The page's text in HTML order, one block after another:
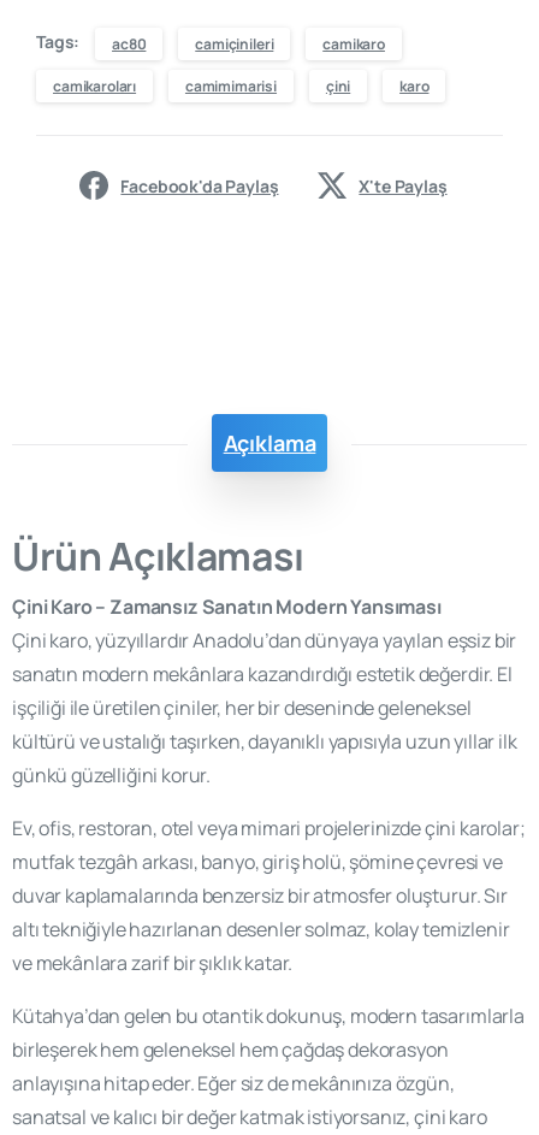
Tags: ac80 camiçinileri camikaro
camikaroları camimimarisi çini karo
Facebook'da Paylaş X'te Paylaş
Açıklama
Ürün Açıklaması
Çini Karo – Zamansız Sanatın Modern Yansıması
Çini karo, yüzyıllardır Anadolu’dan dünyaya yayılan eşsiz bir
sanatın modern mekânlara kazandırdığı estetik değerdir. El
işçiliği ile üretilen çiniler, her bir deseninde geleneksel
kültürü ve ustalığı taşırken, dayanıklı yapısıyla uzun yıllar ilk
günkü güzelliğini korur.
Ev, ofis, restoran, otel veya mimari projelerinizde çini karolar;
mutfak tezgâh arkası, banyo, giriş holü, şömine çevresi ve
duvar kaplamalarında benzersiz bir atmosfer oluşturur. Sır
altı tekniğiyle hazırlanan desenler solmaz, kolay temizlenir
ve mekânlara zarif bir şıklık katar.
Kütahya’dan gelen bu otantik dokunuş, modern tasarımlarla
birleşerek hem geleneksel hem çağdaş dekorasyon
anlayışına hitap eder. Eğer siz de mekânınıza özgün,
sanatsal ve kalıcı bir değer katmak istiyorsanız, çini karo